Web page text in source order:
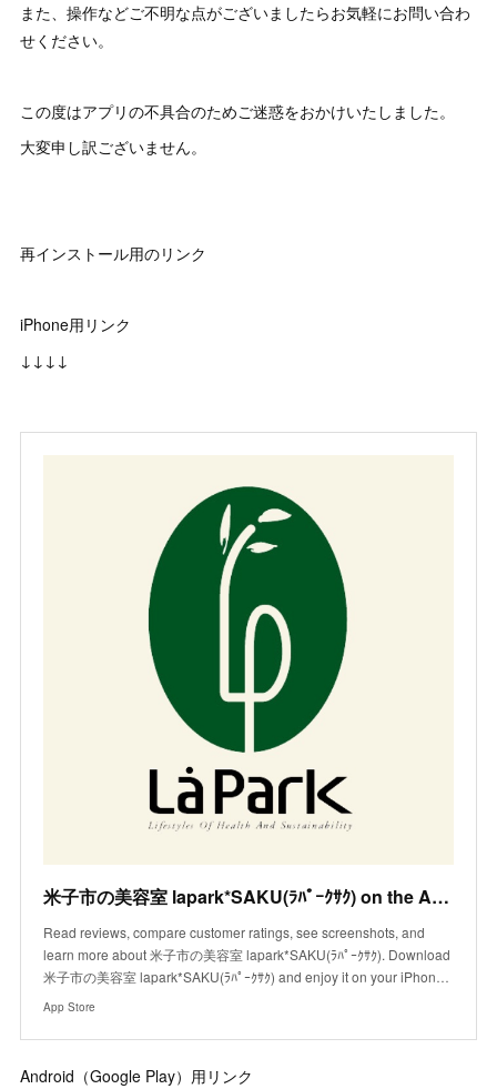
また、操作などご不明な点がございましたらお気軽にお問い合わ
せください。
この度はアプリの不具合のためご迷惑をおかけいたしました。
大変申し訳ございません。
再インストール用のリンク
iPhone用リンク
↓↓↓↓
米子市の美容室 lapark*SAKU(ﾗﾊﾟｰｸｻｸ) on the App Store
Read reviews, compare customer ratings, see screenshots, and
learn more about 米子市の美容室 lapark*SAKU(ﾗﾊﾟｰｸｻｸ). Download
米子市の美容室 lapark*SAKU(ﾗﾊﾟｰｸｻｸ) and enjoy it on your iPhon…
App Store
Android（Google Play）用リンク